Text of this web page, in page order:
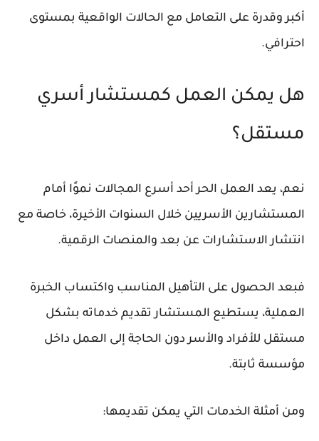
أكبر وقدرة على التعامل مع الحالات الواقعية بمستوى
احترافي.
هل يمكن العمل كمستشار أسري
مستقل؟
نعم، يعد العمل الحر أحد أسرع المجالات نموًا أمام
المستشارين الأسريين خلال السنوات الأخيرة، خاصة مع
انتشار الاستشارات عن بعد والمنصات الرقمية.
فبعد الحصول على التأهيل المناسب واكتساب الخبرة
العملية، يستطيع المستشار تقديم خدماته بشكل
مستقل للأفراد والأسر دون الحاجة إلى العمل داخل
مؤسسة ثابتة.
ومن أمثلة الخدمات التي يمكن تقديمها: